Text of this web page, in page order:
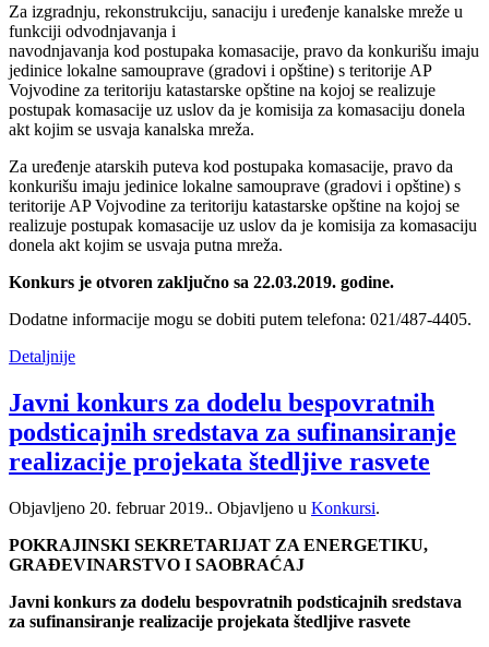
Za izgradnju, rekonstrukciju, sanaciju i uređenje kanalske mreže u
funkciji odvodnjavanja i
navodnjavanja kod postupaka komasacije, pravo da konkurišu imaju
jedinice lokalne samouprave (gradovi i opštine) s teritorije AP
Vojvodine za teritoriju katastarske opštine na kojoj se realizuje
postupak komasacije uz uslov da je komisija za komasaciju donela
akt kojim se usvaja kanalska mreža.
Za uređenje atarskih puteva kod postupaka komasacije, pravo da
konkurišu imaju jedinice lokalne samouprave (gradovi i opštine) s
teritorije AP Vojvodine za teritoriju katastarske opštine na kojoj se
realizuje postupak komasacije uz uslov da je komisija za komasaciju
donela akt kojim se usvaja putna mreža.
Konkurs je otvoren zaključno sa 22.03.2019. godine.
Dodatne informacije mogu se dobiti putem telefona: 021/487-4405.
Detaljnije
Javni konkurs za dodelu bespovratnih
podsticajnih sredstava za sufinansiranje
realizacije projekata štedljive rasvete
Objavljeno 20. februar 2019.. Objavljeno u Konkursi.
POKRAJINSKI SEKRETARIJAT ZA ENERGETIKU,
GRAĐEVINARSTVO I SAOBRAĆAJ
Javni konkurs za dodelu bespovratnih podsticajnih sredstava
za sufinansiranje realizacije projekata štedljive rasvete